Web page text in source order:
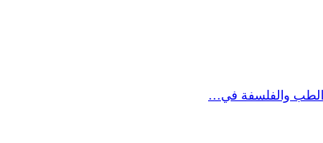
«الطب والفلسفة في…